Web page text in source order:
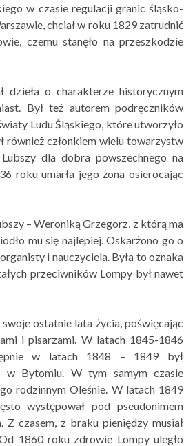
w czasie regulacji granic śląsko-
chciał w roku 1829 zatrudnić
czemu stanęło na przeszkodzie
dzieła o charakterze historycznym
Był też autorem podręczników
Ludu Śląskiego, które utworzyło
również członkiem wielu towarzystw
dla dobra powszechnego na
roku umarła jego żona osierocając
– Weroniką Grzegorz, z którą ma
mu się najlepiej. Oskarżono go o
i nauczyciela. Była to oznaka
przeciwników Lompy był nawet
ostatnie lata życia, poświęcając
i pisarzami. W latach 1845-1846
w latach 1848 – 1849 był
w Bytomiu. W tym samym czasie
rodzinnym Oleśnie. W latach 1849
występował pod pseudonimem
Z czasem, z braku pieniędzy musiał
1860 roku zdrowie Lompy uległo